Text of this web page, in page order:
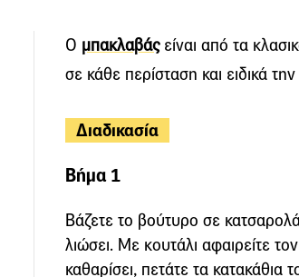
Ο μπακλαβάςείναι από τα
σε κάθε περίσταση και ειδικά
Διαδικασία
Βήμα 1
Βάζετε το βούτυρο σε
λιώσει. Με κουτάλι αφαιρείτε
καθαρίσει, πετάτε τα κατακάθια